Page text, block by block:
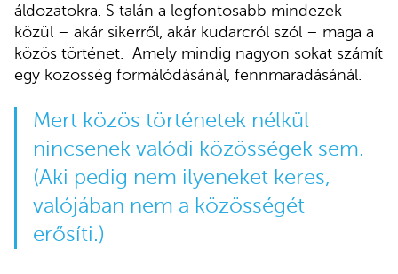
áldozatokra. S talán a legfontosabb mindezek
közül – akár sikerről, akár kudarcról szól – maga a
közös történet. Amely mindig nagyon sokat számít
egy közösség formálódásánál, fennmaradásánál.
Mert közös történetek nélkül
nincsenek valódi közösségek sem.
(Aki pedig nem ilyeneket keres,
valójában nem a közösségét
erősíti.)